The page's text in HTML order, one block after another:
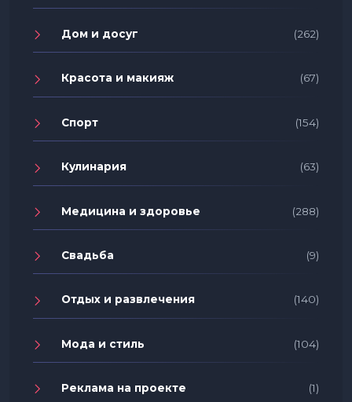
Дом и досуг (262)
Красота и макияж (67)
Спорт (154)
Кулинария (63)
Медицина и здоровье (288)
Свадьба (9)
Отдых и развлечения (140)
Мода и стиль (104)
Реклама на проекте (1)